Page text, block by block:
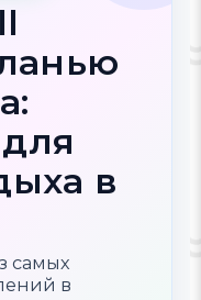
в
самых
в